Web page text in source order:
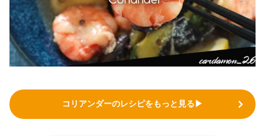
コリアンダーのレシピをもっと見る▶